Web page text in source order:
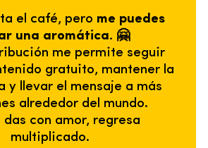
el café, pero me puedes
una aromática. 🤗
me permite seguir
gratuito, mantener la
y llevar el mensaje a más
alrededor del mundo.
das con amor, regresa
multiplicado.